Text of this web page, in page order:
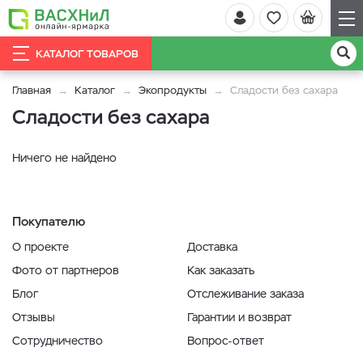
КАТАЛОГ ТОВАРОВ
Главная Каталог Экопродукты Сладости без сахара
Сладости без сахара
Ничего не найдено
Покупателю
О проекте
Фото от партнеров
Блог
Отзывы
Сотрудничество
Доставка
Как заказать
Отслеживание заказа
Гарантии и возврат
Вопрос-ответ